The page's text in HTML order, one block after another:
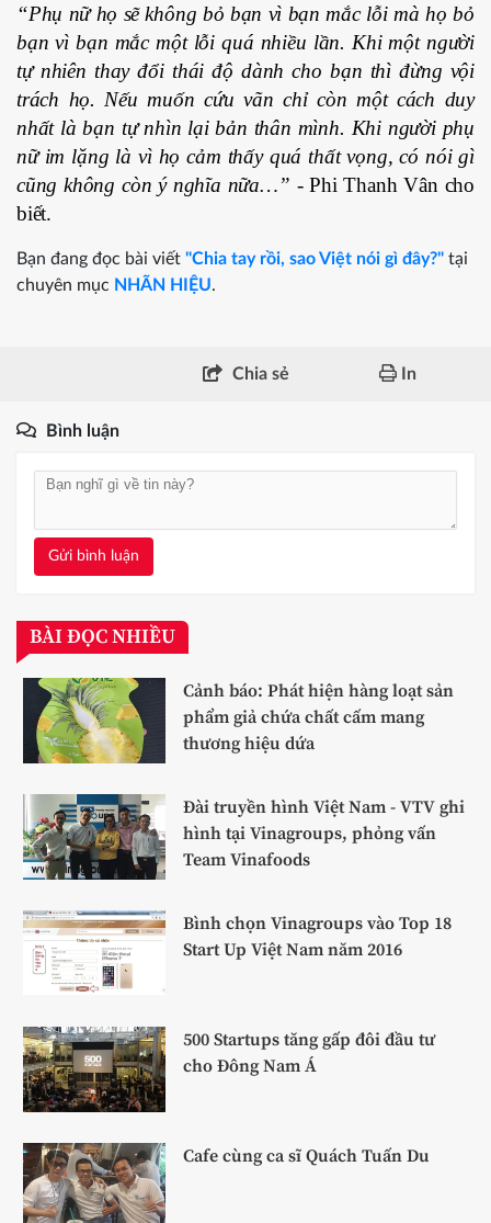
“Phụ nữ họ sẽ không bỏ bạn vì bạn mắc lỗi mà họ bỏ
bạn vì bạn mắc một lỗi quá nhiều lần. Khi một người
tự nhiên thay đổi thái độ dành cho bạn thì đừng vội
trách họ. Nếu muốn cứu vãn chỉ còn một cách duy
nhất là bạn tự nhìn lại bản thân mình. Khi người phụ
nữ im lặng là vì họ cảm thấy quá thất vọng, có nói gì
cũng không còn ý nghĩa nữa…” - Phi Thanh Vân cho
biết.
Bạn đang đọc bài viết "Chia tay rồi, sao Việt nói gì đây?" tại
chuyên mục NHÃN HIỆU.
Chia sẻ In
Bình luận
Gửi bình luận
BÀI ĐỌC NHIỀU
Cảnh báo: Phát hiện hàng loạt sản
phẩm giả chứa chất cấm mang
thương hiệu dứa
Đài truyền hình Việt Nam - VTV ghi
hình tại Vinagroups, phỏng vấn
Team Vinafoods
Bình chọn Vinagroups vào Top 18
Start Up Việt Nam năm 2016
500 Startups tăng gấp đôi đầu tư
cho Đông Nam Á
Cafe cùng ca sĩ Quách Tuấn Du